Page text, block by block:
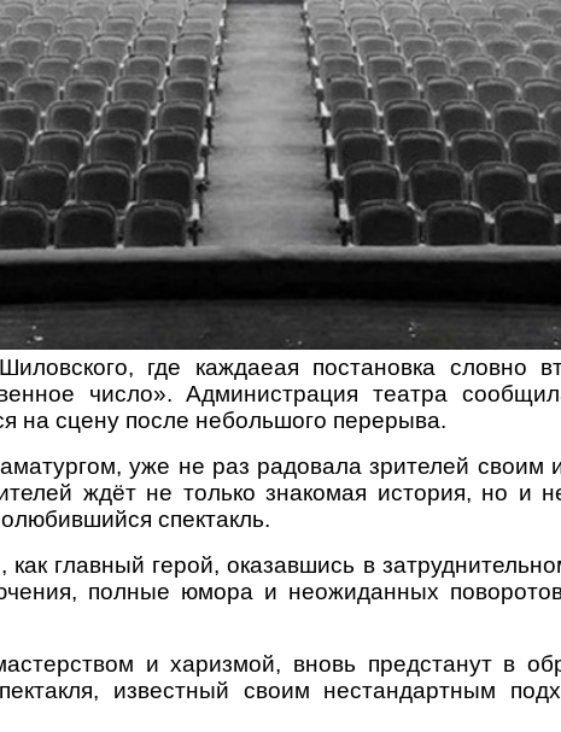
где каждаеая постановка словно
число». Администрация театра
на сцену после небольшого перерыва.
уже не раз радовала зрителей
ждёт не только знакомая история, но и
спектакль.
как главный герой, оказавшись в
полные юмора и неожиданных
и харизмой, вновь предстанут в
известный своим нестандартным